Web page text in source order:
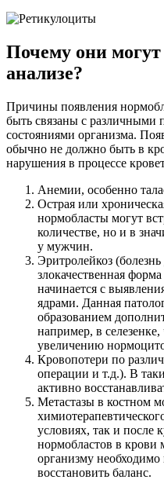
Почему они
анализе?
Причины появления
быть связаны с различными
состояниями организма.
обычно не должно быть в
нарушения в процессе
Анемии, особенно
Острая или
нормобласты могут
количестве, но и в
у мужчин.
Эритролейкоз
злокачественная
начинается с
ядрами. Данная
образованием
например, в
увеличению
Кровопотери по
операции и т.д.). В
активно
Метастазы в костном
условиях, так и после
нормобластов в крови
организму
восстановить баланс.